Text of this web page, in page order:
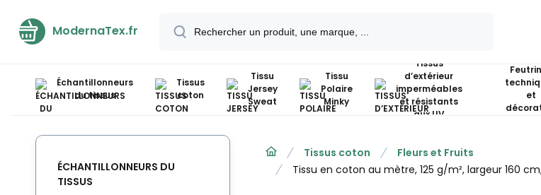
ModernaTex.fr
Échantillonneurs
du tissus
Tissus
coton
Tissu
Jersey
Sweat
Tissu
Polaire
Minky
Tissus
d’extérieur
imperméables
et résistants
aux UV
et
Tissus coton
Fleurs et Fruits
Tissu en coton au mètre, 125 g/m², largeur 160
ÉCHANTILLONNEURS DU
TISSUS